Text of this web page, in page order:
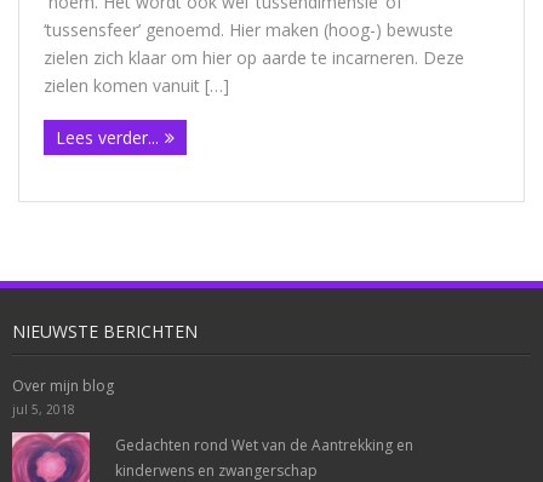
‘tussensfeer’ genoemd. Hier maken (hoog-) bewuste
zielen zich klaar om hier op aarde te incarneren. Deze
zielen komen vanuit […]
Lees verder...
NIEUWSTE BERICHTEN
Over mijn blog
jul 5, 2018
Gedachten rond Wet van de Aantrekking en
kinderwens en zwangerschap